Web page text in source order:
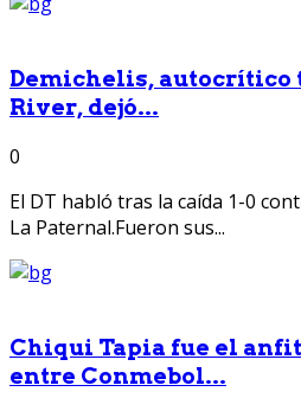
Demichelis, autocrítico
River, dejó...
0
El DT habló tras la caída 1-0
La Paternal.Fueron sus...
Chiqui Tapia fue el
entre Conmebol...